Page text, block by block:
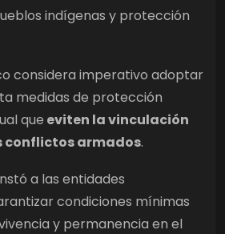
indígenas y protección
considera imperativo adoptar
medidas de protección
que eviten la vinculación
conflictos armados.
a las entidades
condiciones mínimas
y permanencia en el